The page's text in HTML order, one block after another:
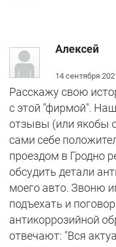
Алексей
14 сентября
Расскажу свою
с этой "фирмой".
отзывы (или якобы
сами себе
проездом в Гродно
обсудить детали
моего авто. Звоню
подъехать и
антикоррозийной
отвечают: "Вся